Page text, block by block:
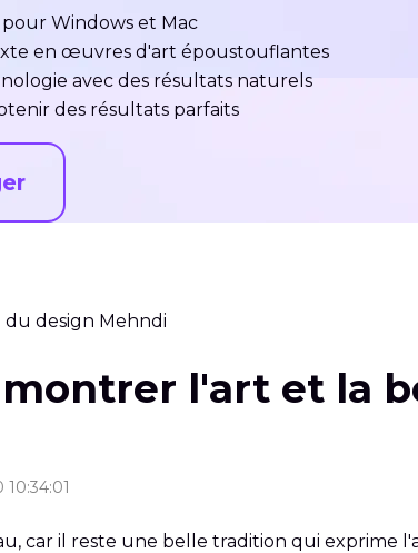
Windows et Mac
en œuvres d'art époustouflantes
avec des résultats naturels
des résultats parfaits
design Mehndi
l'art et la
car il reste une belle tradition qui exprime